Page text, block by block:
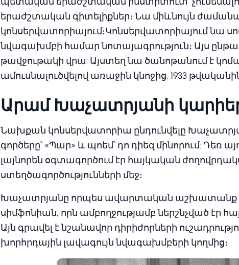
երաժշտական գիտելիքներ։ Նա միևնույն
կոնսերվատորիայում։Կոնսերվատորիայում նա
նվագախմբի համար նոտայագրություն։ Այս
թավջութակի վրա: Այստեղ նա ծանոթանում է
ամուսնալուծվելով առաջին կնոջից, 1933
Արամ Խաչատրյանի
Նախքան կոնսերվատորիա ընդունվելը
գործերը՝ «Պար» և պոեմ՝ դո դիեզ մինորում:
լայնորեն օգտագործում էր հայկական
ստեղծագործությունների մեջ։
Խաչատրյանը որպես ավարտական աշխատանք
սիմֆոնիան, որն ամբողջությամբ ներշնչված էր
Այն գրավել է նշանավոր դիրիժորների
խորհրդային լավագույն նվագախմբերի կողմից։